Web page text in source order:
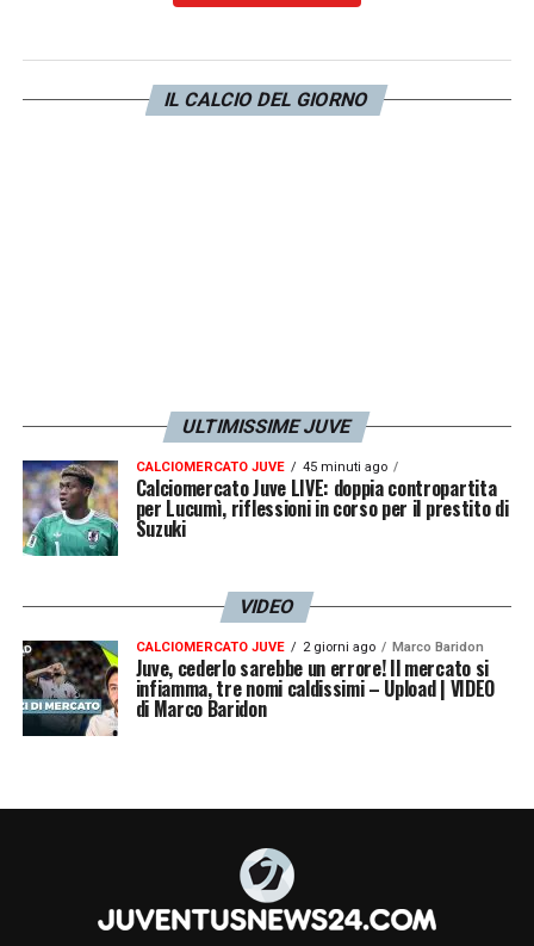
IL CALCIO DEL GIORNO
ULTIMISSIME JUVE
CALCIOMERCATO JUVE 45 minuti ago
Calciomercato Juve LIVE: doppia contropartita
per Lucumì, riflessioni in corso per il prestito di
Suzuki
VIDEO
CALCIOMERCATO JUVE 2 giorni ago Marco Baridon
Juve, cederlo sarebbe un errore! Il mercato si
infiamma, tre nomi caldissimi – Upload | VIDEO
di Marco Baridon